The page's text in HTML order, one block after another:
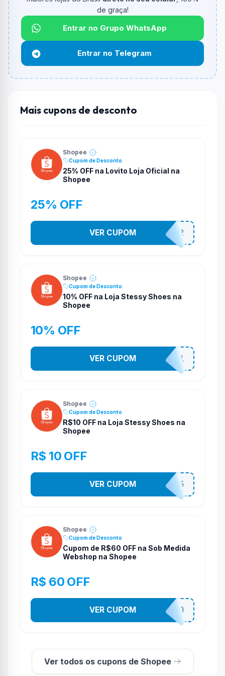
Qual é o desconto máximo?
Não informado ou sem limite.
Funciona em qualquer produto?
Não necessariamente. Depende de itens participantes
e alguns vendedores ou produtos especificos podem
não aceitar cupons.
de graça!
Entrar no Grupo WhatsApp
Entrar no Telegram
Mais cupons de desconto
Shopee
Cupom de Desconto
25% OFF na Lovito Loja Oficial na
Shopee
25% OFF
141525852
VER CUPOM
Shopee
Cupom de Desconto
10% OFF na Loja Stessy Shoes na
Shopee
10% OFF
STES2541
VER CUPOM
Shopee
Cupom de Desconto
R$10 OFF na Loja Stessy Shoes na
Shopee
R$ 10 OFF
STES2525
VER CUPOM
Shopee
Cupom de Desconto
Cupom de R$60 OFF na Sob Medida
Webshop na Shopee
R$ 60 OFF
SOBM60400
VER CUPOM
Ver todos os cupons de Shopee